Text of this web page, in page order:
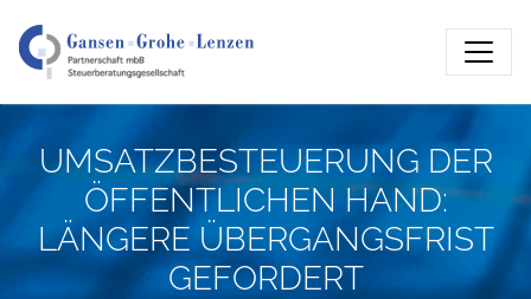
UMSATZBESTEUERUNG DER
ÖFFENTLICHEN HAND:
LÄNGERE ÜBERGANGSFRIST
GEFORDERT